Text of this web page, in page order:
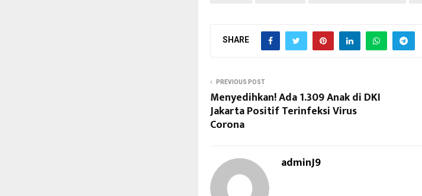
SHARE
PREVIOUS POST
Menyedihkan! Ada 1.309 Anak di DKI
Jakarta Positif Terinfeksi Virus
Corona
adminJ9